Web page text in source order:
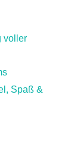
voller
Spaß &